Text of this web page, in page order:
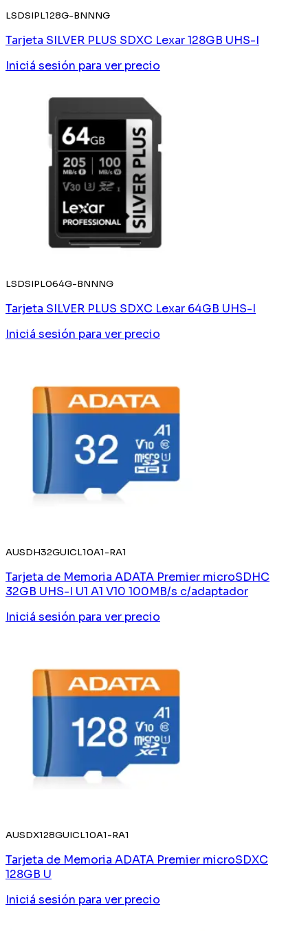
LSDSIPL128G-BNNNG
Tarjeta SILVER PLUS SDXC Lexar 128GB UHS-I
Iniciá sesión para ver precio
LSDSIPL064G-BNNNG
Tarjeta SILVER PLUS SDXC Lexar 64GB UHS-I
Iniciá sesión para ver precio
AUSDH32GUICL10A1-RA1
Tarjeta de Memoria ADATA Premier microSDHC
32GB UHS-I U1 A1 V10 100MB/s c/adaptador
Iniciá sesión para ver precio
AUSDX128GUICL10A1-RA1
Tarjeta de Memoria ADATA Premier microSDXC
128GB U
Iniciá sesión para ver precio